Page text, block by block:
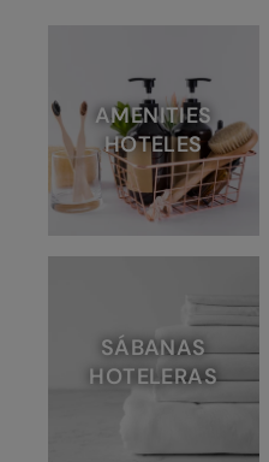
AMENITIES
HOTELES
SÁBANAS
HOTELERAS